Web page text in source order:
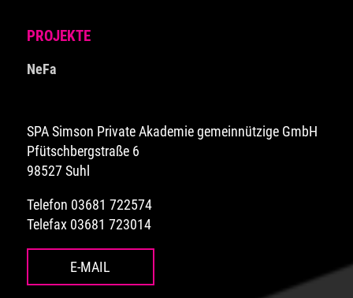
PROJEKTE
NeFa
SPA Simson Private Akademie gemeinnützige GmbH
Pfütschbergstraße 6
98527 Suhl
Telefon 03681 722574
Telefax 03681 723014
E-MAIL